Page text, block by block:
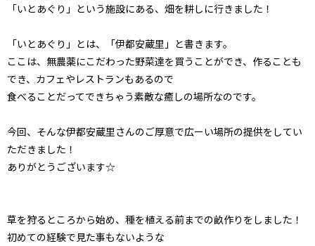
「いとあぐり」という施設にある、畑を耕しに行きました！
「いとあぐり」とは、「伊都安蔵里」と書きます。
ここは、無農薬にこだわった野菜達を買うことができ、作ることも
でき、カフェやレストランもあるので
食べることだってできちゃう素敵な癒しの場所なのです。
今回、そんな伊都安蔵里さんのご厚意で広ーい場所の提供をしてい
ただきました！
ありがとうございます☆
草を狩るところから始め、種を植える前までの畝作りをしました！
初めての経験で見た事もないような